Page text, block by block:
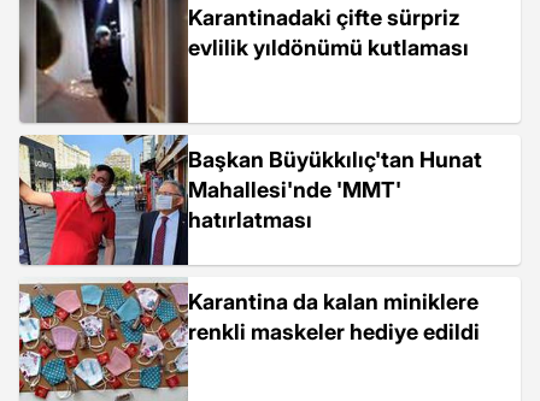
Karantinadaki çifte sürpriz
evlilik yıldönümü kutlaması
Başkan Büyükkılıç'tan Hunat
Mahallesi'nde 'MMT'
hatırlatması
Karantina da kalan miniklere
renkli maskeler hediye edildi